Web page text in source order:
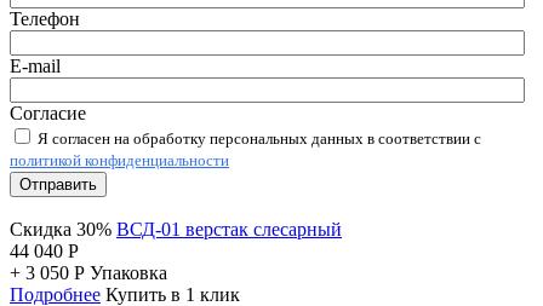
Телефон
E-mail
Согласие
Я согласен на обработку персональных данных в соответствии с
политикой конфиденциальности
Отправить
Скидка 30% ВСД-01 верстак слесарный
44 040 Р
+ 3 050 Р Упаковка
Подробнее Купить в 1 клик